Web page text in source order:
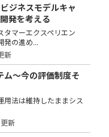
ジネスモデルキャ
発を考える
タマーエクスペリエン
発の進め...
新
～今の評価制度そ
用法は維持したままシス
新